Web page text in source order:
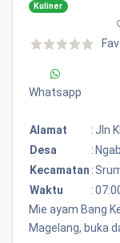
Kuliner
Whatsapp
Alamat : Jln
Desa
:
Kecamatan :
Waktu
:
Mie ayam Bang
Magelang, buka